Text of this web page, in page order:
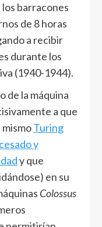
barracones
de 8 horas
a recibir
durante los
(1940-1944).
de la máquina
a que
mismoTuring
y
y que
en su
Colossus